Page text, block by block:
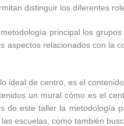
distinguir los diferentes
principal los
aspectos relacionados con la
ideal de centro, es el
un mural cómo es el
de este taller la metodología
escuelas, como también